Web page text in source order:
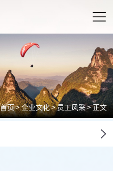
首页>企业文化>员工风采> 正文